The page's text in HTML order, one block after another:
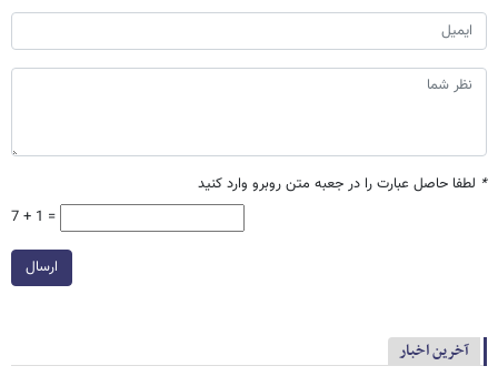
* لطفا حاصل عبارت را در جعبه متن روبرو وارد کنید
7 + 1 =
ارسال
آخرین اخبار